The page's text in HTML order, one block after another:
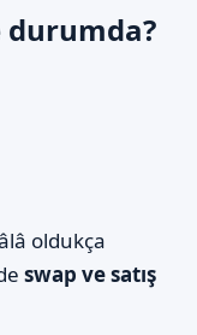
durumda?
oldukça
swap ve satış